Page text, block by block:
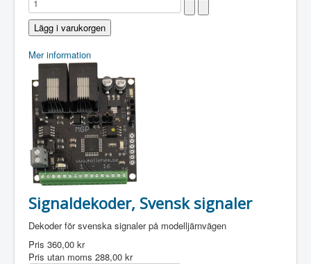
Mer information
Signaldekoder, Svensk signaler
Dekoder för svenska signaler på modelljärnvägen
Pris 360,00 kr
Pris utan moms 288,00 kr